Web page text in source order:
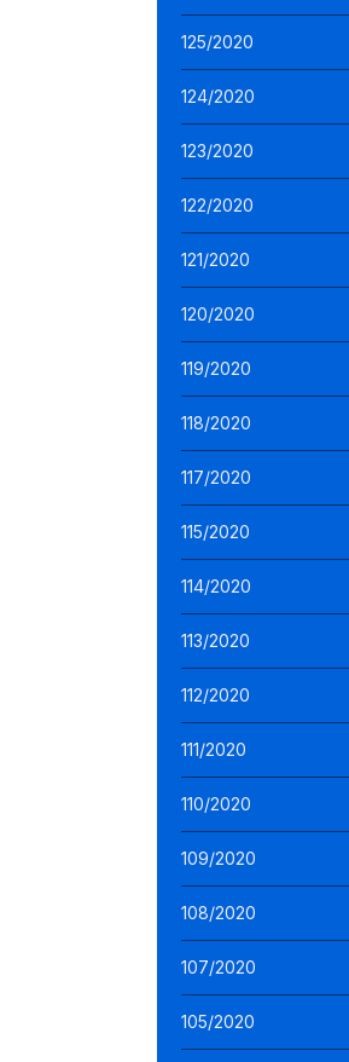
125/2020
124/2020
123/2020
122/2020
121/2020
120/2020
119/2020
118/2020
117/2020
115/2020
114/2020
113/2020
112/2020
111/2020
110/2020
109/2020
108/2020
107/2020
105/2020